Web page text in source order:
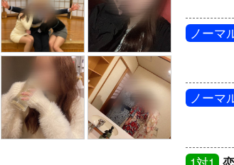
ノーマ
ノーマ